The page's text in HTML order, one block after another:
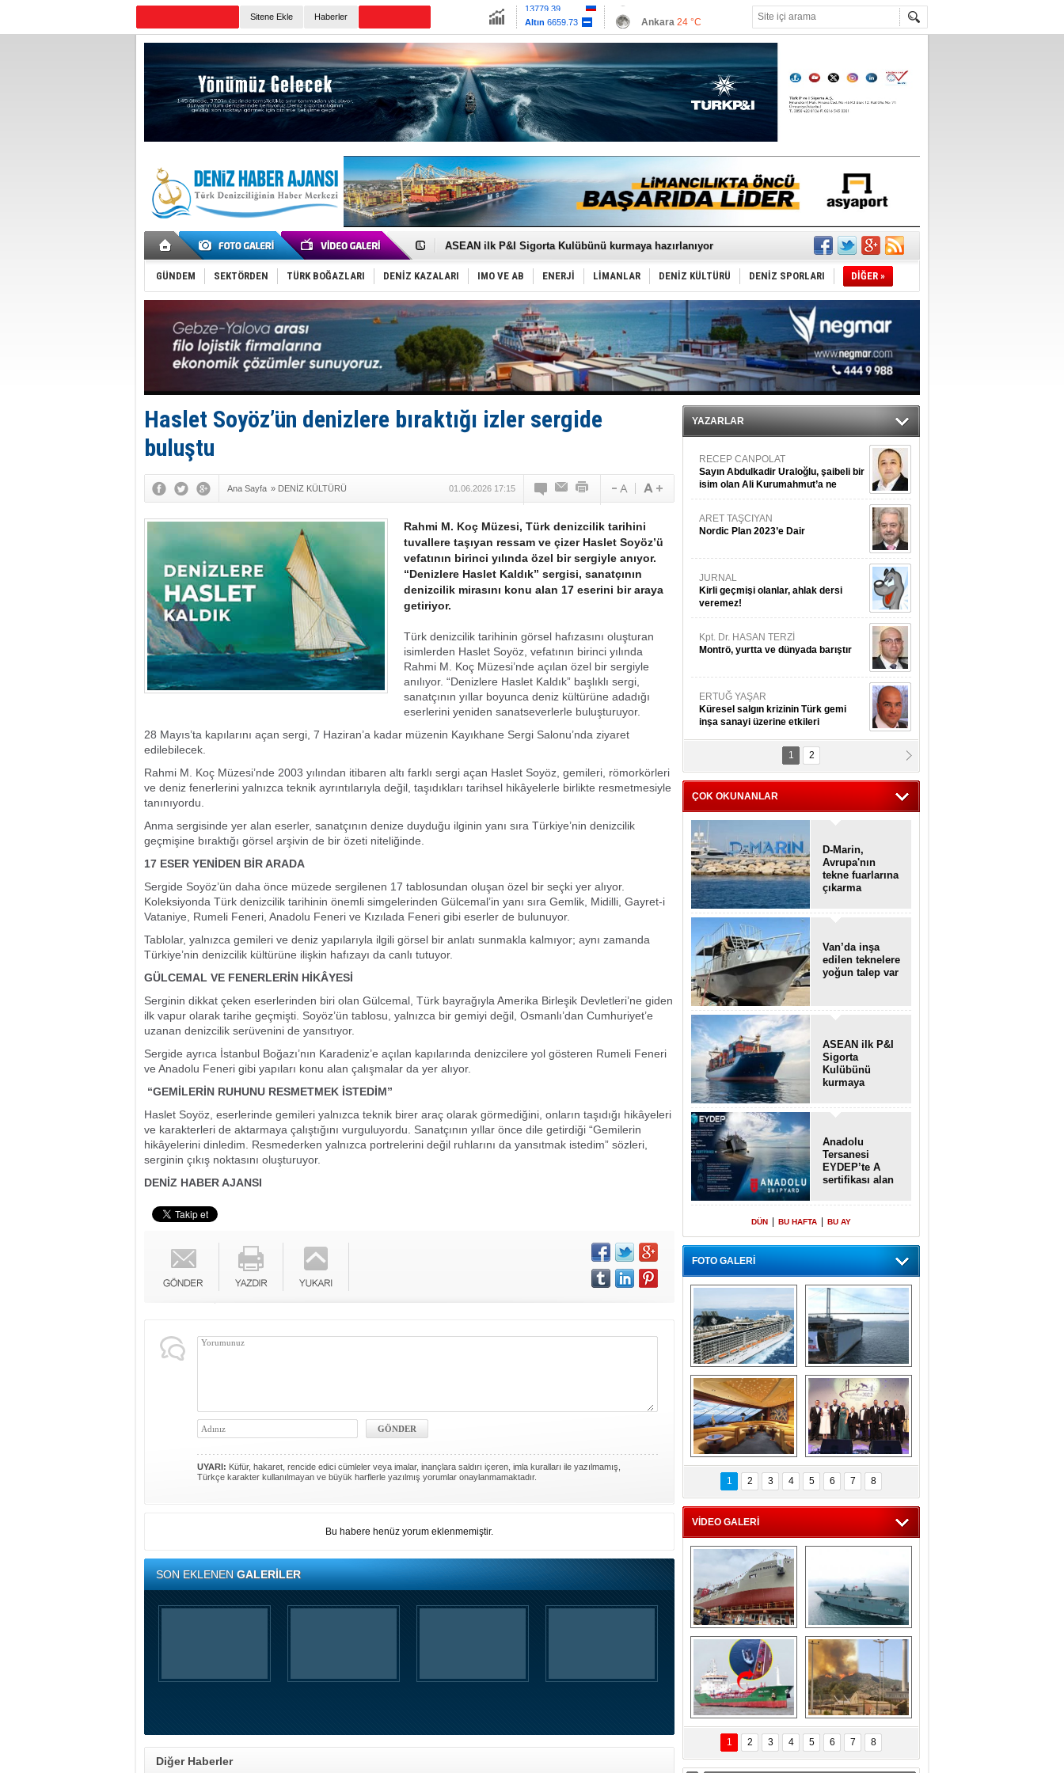
Sitene Ekle Haberler
Euro55.1256
Ankara 24 °C
Antalya28 °C
Muğla 25 °C
Çanakkale 25 °C
D-Marin, Avrupa'nın tekne fuarlarına çıkarma yapacak
ASEAN ilk P&I Sigorta Kulübünü kurmaya hazırlanıyor
TAYK - Eker Olympos Regatta'da ilk start!
İstanbul ve Çanakkale: 6 ayda 40.000 gemi
TEKNOFEST ‘Mavi Vatan’ ziyaretçi kayıtları başladı!
Tersane işçilerinin direnişi, kazanımla sonuçlandı
İngiliz aktivistler, gemide mahsur kaldı!
FESCO, Karadeniz'de yeni sevkiyat taleplerini durdurdu
DESE, BIMCO’ya katıldı
GİMBİRDER gemi inşa yan sanayinin sorunlarını tartıştı
35 milyon TL'lik tekne projesinde karar çıktı
İnsansız cankurtaran ihalesini BlueForge kazandı
Anadolu Tersanesi EYDEP’te A sertifikası alan ilk tersane oldu
GÜNDEM SEKTÖRDEN TÜRK BOĞAZLARI DENİZ KAZALARI IMO VE AB ENERJİ LİMANLAR DENİZ KÜLTÜRÜ DENİZ SPORLARI DİĞER »
Haslet Soyöz’ün denizlere bıraktığı izler sergide
buluştu
Ana Sayfa » DENİZ KÜLTÜRÜ 01.06.2026 17:15
Rahmi M. Koç Müzesi, Türk denizcilik tarihini
tuvallere taşıyan ressam ve çizer Haslet Soyöz’ü
vefatının birinci yılında özel bir sergiyle anıyor.
“Denizlere Haslet Kaldık” sergisi, sanatçının
denizcilik mirasını konu alan 17 eserini bir araya
getiriyor.
Türk denizcilik tarihinin görsel hafızasını oluşturan
isimlerden Haslet Soyöz, vefatının birinci yılında
Rahmi M. Koç Müzesi’nde açılan özel bir sergiyle
anılıyor. “Denizlere Haslet Kaldık” başlıklı sergi,
sanatçının yıllar boyunca deniz kültürüne adadığı
eserlerini yeniden sanatseverlerle buluşturuyor.
28 Mayıs’ta kapılarını açan sergi, 7 Haziran’a kadar müzenin Kayıkhane Sergi Salonu’nda ziyaret
edilebilecek.
Rahmi M. Koç Müzesi’nde 2003 yılından itibaren altı farklı sergi açan Haslet Soyöz, gemileri, römorkörleri
ve deniz fenerlerini yalnızca teknik ayrıntılarıyla değil, taşıdıkları tarihsel hikâyelerle birlikte resmetmesiyle
tanınıyordu.
Anma sergisinde yer alan eserler, sanatçının denize duyduğu ilginin yanı sıra Türkiye’nin denizcilik
geçmişine bıraktığı görsel arşivin de bir özeti niteliğinde.
17 ESER YENİDEN BİR ARADA
Sergide Soyöz’ün daha önce müzede sergilenen 17 tablosundan oluşan özel bir seçki yer alıyor.
Koleksiyonda Türk denizcilik tarihinin önemli simgelerinden Gülcemal’in yanı sıra Gemlik, Midilli, Gayret-i
Vataniye, Rumeli Feneri, Anadolu Feneri ve Kızılada Feneri gibi eserler de bulunuyor.
Tablolar, yalnızca gemileri ve deniz yapılarıyla ilgili görsel bir anlatı sunmakla kalmıyor; aynı zamanda
Türkiye’nin denizcilik kültürüne ilişkin hafızayı da canlı tutuyor.
GÜLCEMAL VE FENERLERİN HİKÂYESİ
Serginin dikkat çeken eserlerinden biri olan Gülcemal, Türk bayrağıyla Amerika Birleşik Devletleri’ne giden
ilk vapur olarak tarihe geçmişti. Soyöz’ün tablosu, yalnızca bir gemiyi değil, Osmanlı’dan Cumhuriyet’e
uzanan denizcilik serüvenini de yansıtıyor.
Sergide ayrıca İstanbul Boğazı’nın Karadeniz’e açılan kapılarında denizcilere yol gösteren Rumeli Feneri
ve Anadolu Feneri gibi yapıları konu alan çalışmalar da yer alıyor.
“GEMİLERİN RUHUNU RESMETMEK İSTEDİM”
Haslet Soyöz, eserlerinde gemileri yalnızca teknik birer araç olarak görmediğini, onların taşıdığı hikâyeleri
ve karakterleri de aktarmaya çalıştığını vurguluyordu. Sanatçının yıllar önce dile getirdiği “Gemilerin
hikâyelerini dinledim. Resmederken yalnızca portrelerini değil ruhlarını da yansıtmak istedim” sözleri,
serginin çıkış noktasını oluşturuyor.
DENİZ HABER AJANSI
UYARI: Küfür, hakaret, rencide edici cümleler veya imalar, inançlara saldırı içeren, imla kuralları ile yazılmamış,
Türkçe karakter kullanılmayan ve büyük harflerle yazılmış yorumlar onaylanmamaktadır.
Bu habere henüz yorum eklenmemiştir.
SON EKLENENGALERİLER
Diğer Haberler
YAZARLAR
RECEP CANPOLAT
Sayın Abdulkadir Uraloğlu, şaibeli bir
isim olan Ali Kurumahmut’a ne
danışıyorsunuz?
ARET TAŞCIYAN
Nordic Plan 2023’e Dair
JURNAL
Kirli geçmişi olanlar, ahlak dersi
veremez!
Kpt. Dr. HASAN TERZİ
Montrö, yurtta ve dünyada barıştır
ERTUĞ YAŞAR
Küresel salgın krizinin Türk gemi
inşa sanayi üzerine etkileri
Kpt. MESUT AZMİ GÖKSOY
ithafen...
1 2
ÇOK OKUNANLAR
D-Marin,
Avrupa'nın
tekne fuarlarına
çıkarma
Van’da inşa
edilen teknelere
yoğun talep var
ASEAN ilk P&I
Sigorta
Kulübünü
kurmaya
Anadolu
Tersanesi
EYDEP’te A
sertifikası alan
DÜN BU HAFTA BU AY
FOTO GALERİ
“Gemi içinde gemi”
konsepti ile MSC
Splendida
Dünyada tek!
Denizaltı yüzer
havuzu intikal
seyrine başladı
MSC'den 55 milyon
euroluk turizm geliri
müjdesi
5. Bosphorus Ship
Brokers Dinner,
İstanbul’da yapıldı
1 2 3 4 5 6 7 8
VİDEO GALERİ
Çeksan Tersanesi,
Başaran Bayrak
tankerini suya
indirdi
TCG Anadolu,
tersane teknik
seyrini tamamladı
Göçmenlerin
imdadına Türk
sahipli MINA DENIZ
yetişti
Milas’taki yangın
yeniden termik
santrallere doğru
ilerliyor
1 2 3 4 5 6 7 8